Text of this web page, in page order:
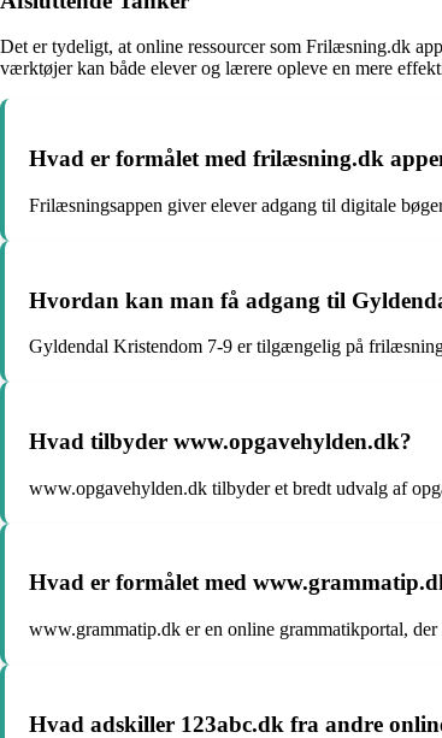
Det er tydeligt, at online ressourcer som Frilæsning.dk
værktøjer kan både elever og lærere opleve en mere
Hvad er formålet med frilæsning.dk
Frilæsningsappen giver elever adgang til digitale
Hvordan kan man få adgang til
Gyldendal Kristendom 7-9 er tilgængelig på
Hvad tilbyder www.opgavehylden.dk?
www.opgavehylden.dk tilbyder et bredt udvalg af
Hvad er formålet med
www.grammatip.dk er en online grammatikportal,
Hvad adskiller 123abc.dk fra andre